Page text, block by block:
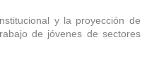
y la proyección de
de jóvenes de sectores